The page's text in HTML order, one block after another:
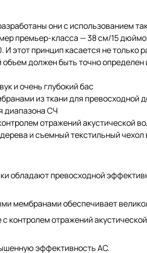
они с использованием
премьер-класса — 38 см/15
этот принцип касается не только
должен быть точно определен
и очень глубокий бас
из ткани для превосходной
диапазона СЧ
отражений акустической
и съемный текстильный чехол
обладают превосходной
мембранами обеспечивает
контролем отражений
эффективность АС.